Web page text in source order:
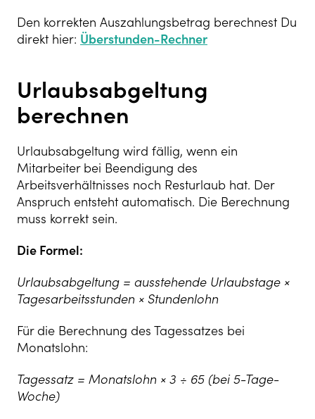
Den korrekten Auszahlungsbetrag berechnest Du
direkt hier: Überstunden-Rechner
Urlaubsabgeltung
berechnen
Urlaubsabgeltung wird fällig, wenn ein
Mitarbeiter bei Beendigung des
Arbeitsverhältnisses noch Resturlaub hat. Der
Anspruch entsteht automatisch. Die Berechnung
muss korrekt sein.
Die Formel:
Urlaubsabgeltung = ausstehende Urlaubstage ×
Tagesarbeitsstunden × Stundenlohn
Für die Berechnung des Tagessatzes bei
Monatslohn:
Tagessatz = Monatslohn × 3 ÷ 65 (bei 5-Tage-
Woche)